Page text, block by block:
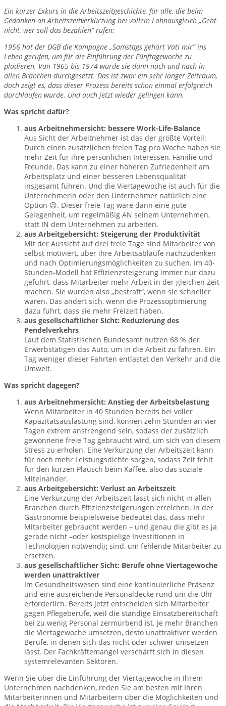
Ein kurzer Exkurs in die Arbeitszeitgeschichte, für alle, die beim
Gedanken an Arbeitszeitverkürzung bei vollem Lohnausgleich „Geht
nicht, wer soll das bezahlen“ rufen:
1956 hat der DGB die Kampagne „Samstags gehört Vati mir“ ins
Leben gerufen, um für die Einführung der Fünftagewoche zu
plädieren. Von 1965 bis 1974 wurde sie dann nach und nach in
allen Branchen durchgesetzt. Das ist zwar ein sehr langer Zeitraum,
doch zeigt es, dass dieser Prozess bereits schon einmal erfolgreich
durchlaufen wurde. Und auch jetzt wieder gelingen kann.
Was spricht dafür?
aus Arbeitnehmersicht: bessere Work-Life-Balance
Aus Sicht der Arbeitnehmer ist das der größte Vorteil:
Durch einen zusätzlichen freien Tag pro Woche haben sie
mehr Zeit für ihre persönlichen Interessen, Familie und
Freunde. Das kann zu einer höheren Zufriedenheit am
Arbeitsplatz und einer besseren Lebensqualität
insgesamt führen. Und die Viertagewoche ist auch für die
Unternehmerin oder den Unternehmer natürlich eine
Option 😉. Dieser freie Tag wäre dann eine gute
Gelegenheit, um regelmäßig AN seinem Unternehmen,
statt IN dem Unternehmen zu arbeiten.
aus Arbeitgebersicht: Steigerung der Produktivität
Mit der Aussicht auf drei freie Tage sind Mitarbeiter von
selbst motiviert, über ihre Arbeitsabläufe nachzudenken
und nach Optimierungsmöglichkeiten zu suchen. Im 40-
Stunden-Modell hat Effizienzsteigerung immer nur dazu
geführt, dass Mitarbeiter mehr Arbeit in der gleichen Zeit
machen. Sie wurden also „bestraft“, wenn sie schneller
waren. Das ändert sich, wenn die Prozessoptimierung
dazu führt, dass sie mehr Freizeit haben.
aus gesellschaftlicher Sicht: Reduzierung des
Pendelverkehrs
Laut dem Statistischen Bundesamt nutzen 68 % der
Erwerbstätigen das Auto, um in die Arbeit zu fahren. Ein
Tag weniger dieser Fahrten entlastet den Verkehr und die
Umwelt.
Was spricht dagegen?
aus Arbeitnehmersicht: Anstieg der Arbeitsbelastung
Wenn Mitarbeiter in 40 Stunden bereits bei voller
Kapazitätsauslastung sind, können zehn Stunden an vier
Tagen extrem anstrengend sein, sodass der zusätzlich
gewonnene freie Tag gebraucht wird, um sich von diesem
Stress zu erholen. Eine Verkürzung der Arbeitszeit kann
für noch mehr Leistungsdichte sorgen, sodass Zeit fehlt
für den kurzen Plausch beim Kaffee, also das soziale
Miteinander.
aus Arbeitgebersicht: Verlust an Arbeitszeit
Eine Verkürzung der Arbeitszeit lässt sich nicht in allen
Branchen durch Effizienzsteigerungen erreichen. In der
Gastronomie beispielsweise bedeutet das, dass mehr
Mitarbeiter gebraucht werden – und genau die gibt es ja
gerade nicht –oder kostspielige Investitionen in
Technologien notwendig sind, um fehlende Mitarbeiter zu
ersetzen.
aus gesellschaftlicher Sicht: Berufe ohne Viertagewoche
werden unattraktiver
Im Gesundheitswesen sind eine kontinuierliche Präsenz
und eine ausreichende Personaldecke rund um die Uhr
erforderlich. Bereits jetzt entscheiden sich Mitarbeiter
gegen Pflegeberufe, weil die ständige Einsatzbereitschaft
bei zu wenig Personal zermürbend ist. Je mehr Branchen
die Viertagewoche umsetzen, desto unattraktiver werden
Berufe, in denen sich das nicht oder schwer umsetzen
lässt. Der Fachkräftemangel verschärft sich in diesen
systemrelevanten Sektoren.
Wenn Sie über die Einführung der Viertagewoche in Ihrem
Unternehmen nachdenken, reden Sie am besten mit Ihren
Mitarbeiterinnen und Mitarbeitern über die Möglichkeiten und